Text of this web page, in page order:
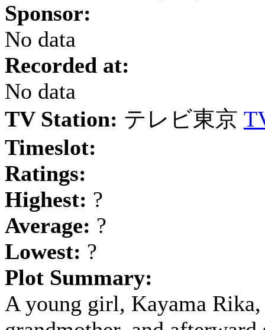
Sponsor:
No data
Recorded at:
No data
TV Station: テレビ東京
Timeslot:
Ratings:
Highest: ?
Average: ?
Lowest: ?
Plot Summary:
A young girl, Kayama